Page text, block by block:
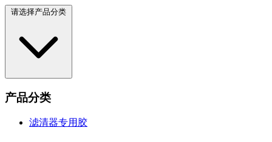
请选择产品分类
产品分类
滤清器专用胶